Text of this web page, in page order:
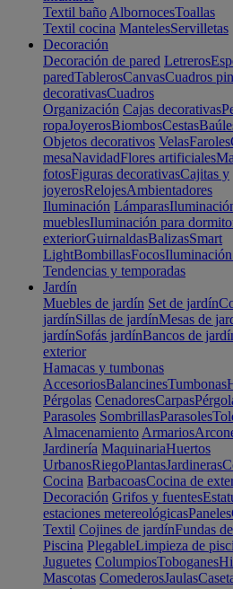
Textil baño AlbornocesToallas
Textil cocina MantelesServilletas
Decoración
Decoración de pared Letreros
paredTablerosCanvasCuadros
decorativasCuadros
Organización Cajas decorativas
ropaJoyerosBiombosCestas
Objetos decorativos VelasFaroles
mesaNavidadFlores artificiales
fotosFiguras decorativasCajitas y
joyerosRelojesAmbientadores
Iluminación Lámparas
mueblesIluminación para
exteriorGuirnaldasBalizasSmart
LightBombillasFocos
Tendencias y temporadas
Jardín
Muebles de jardín Set de jardín
jardínSillas de jardínMesas de
jardínSofás jardínBancos de
exterior
Hamacas y tumbonas
AccesoriosBalancinesTumbonas
Pérgolas CenadoresCarpas
Parasoles SombrillasParasoles
Almacenamiento Armarios
Jardinería MaquinariaHuertos
UrbanosRiegoPlantasJardineras
Cocina BarbacoasCocina de
Decoración Grifos y fuentes
estaciones metereológicasPaneles
Textil Cojines de jardínFundas
Piscina PlegableLimpieza de
Juguetes ColumpiosToboganes
Mascotas ComederosJaulas